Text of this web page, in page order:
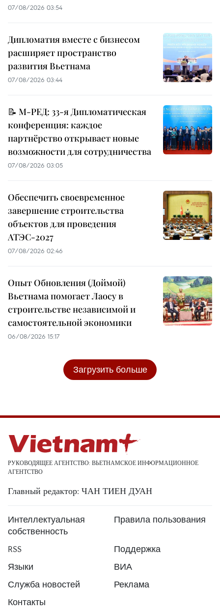
07/08/2026 03:54
Дипломатия вместе с бизнесом
расширяет пространство
развития Вьетнама
07/08/2026 03:44
📝 М-РЕД: 33-я Дипломатическая
конференция: каждое
партнёрство открывает новые
возможности для сотрудничества
07/08/2026 03:05
Обеспечить своевременное
завершение строительства
объектов для проведения
АТЭС-2027
07/08/2026 02:46
Опыт Обновления (Доймой)
Вьетнама помогает Лаосу в
строительстве независимой и
самостоятельной экономики
06/08/2026 15:17
Загрузить больше
РУКОВОДЯЩЕЕ АГЕНТСТВО: ВЬЕТНАМСКОЕ ИНФОРМАЦИОННОЕ
АГЕНТСТВО
Главный редактор: ЧАН ТИЕН ДУАН
Интеллектуальная
собственность
Правила пользования
RSS
Поддержка
Языки
ВИА
Служба новостей
Реклама
Контакты